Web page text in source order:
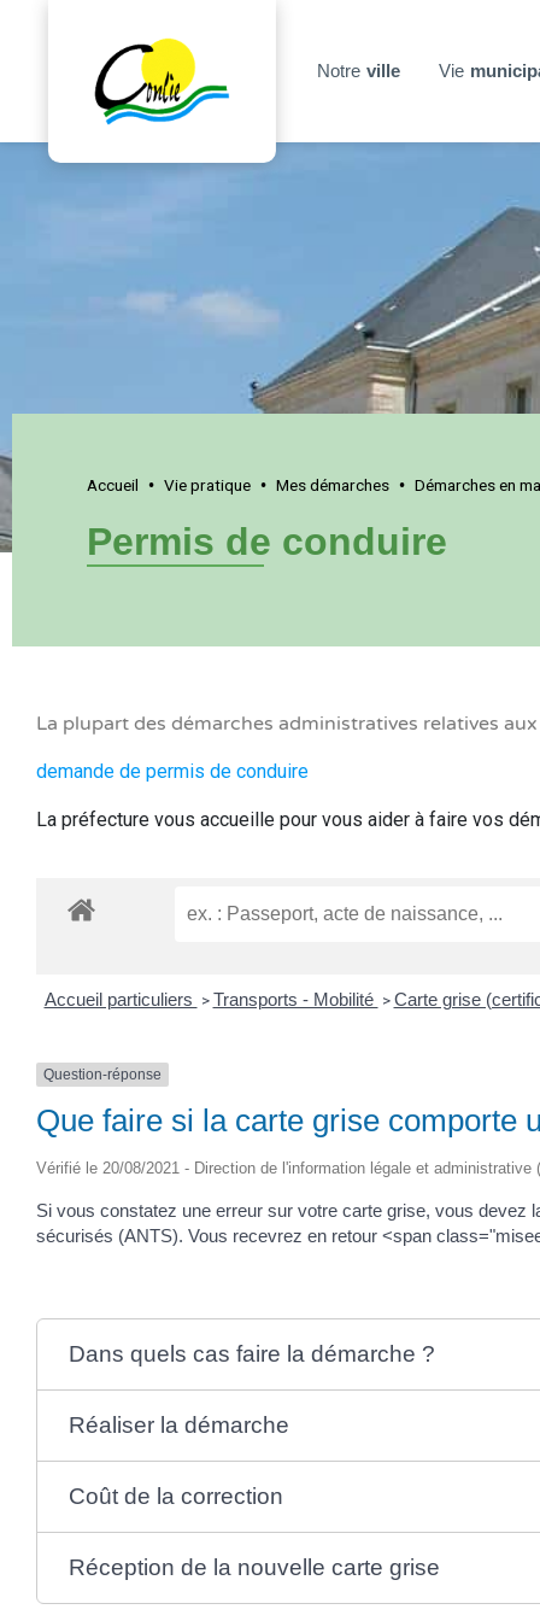
Notre ville Vie
Accueil • Vie pratique • Mes démarches • Démarches en
Permis de conduire
La plupart des démarches administratives relatives
demande de permis de conduire
La préfecture vous accueille pour vous aider à faire vos
Accueil particuliers > Transports - Mobilité > Carte grise
Question-réponse
Que faire si la carte grise comporte
Vérifié le 20/08/2021 - Direction de l'information légale et administrative
Si vous constatez une erreur sur votre carte grise, vous
sécurisés (ANTS). Vous recevrez en retour <span
Dans quels cas faire la démarche ?
Réaliser la démarche
Coût de la correction
Réception de la nouvelle carte grise